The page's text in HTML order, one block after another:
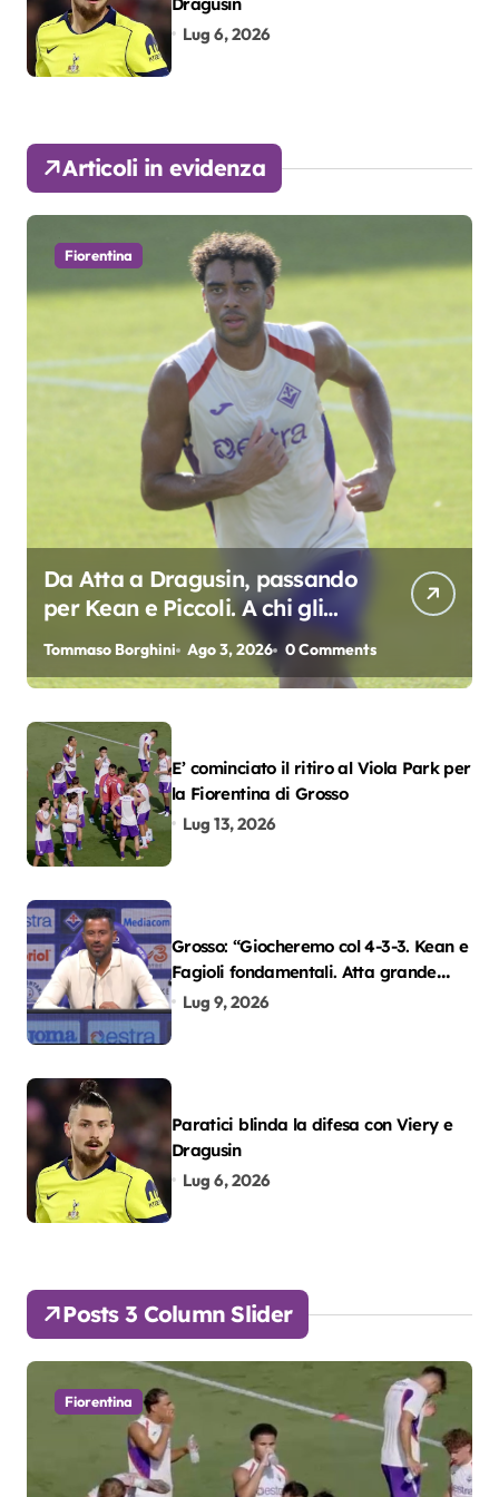
Lug 6, 2026
Articoli in evidenza
Fiorentina
Da Atta a Dragusin, passando
per Kean e Piccoli. A chi gli
oscar del precampionato?
Tommaso Borghini Ago 3, 2026 0 Comments
E’ cominciato il ritiro al Viola Park per
la Fiorentina di Grosso
Lug 13, 2026
Grosso: “Giocheremo col 4-3-3. Kean e
Fagioli fondamentali. Atta grande
colpo”
Lug 9, 2026
Paratici blinda la difesa con Viery e
Dragusin
Lug 6, 2026
Posts 3 Column Slider
Fiorentina